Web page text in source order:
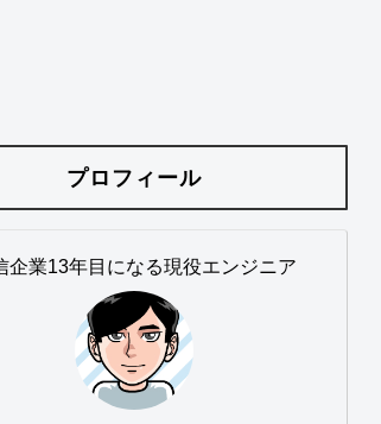
プロフィール
企業13年目になる現役エンジニア